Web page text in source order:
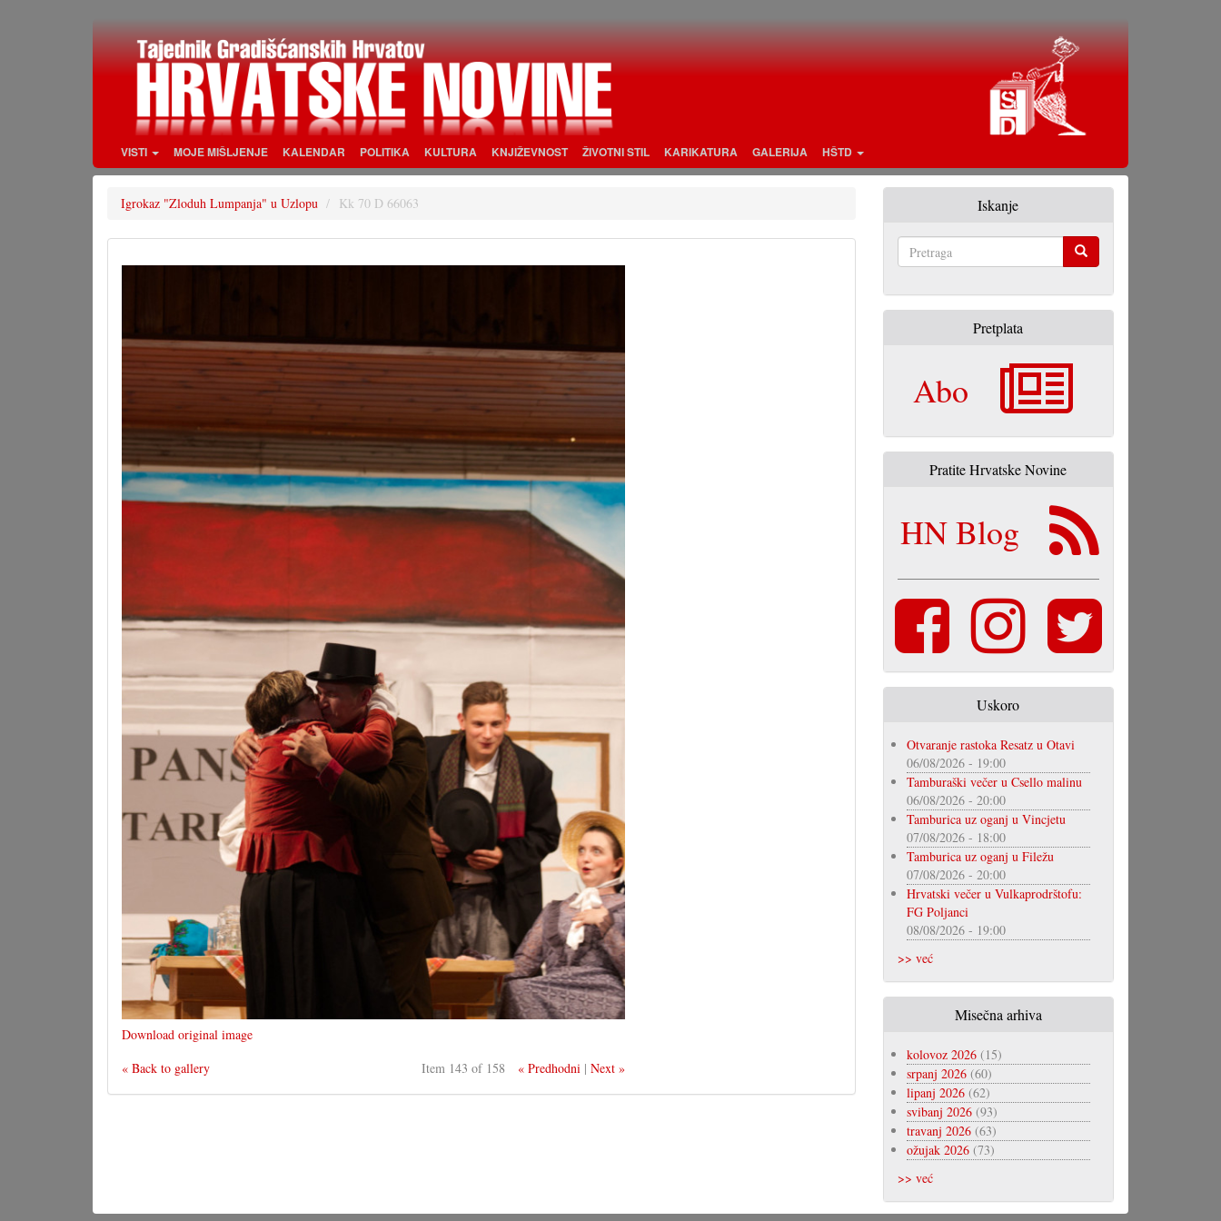
VISTI MOJE MIŠLJENJE KALENDAR POLITIKA KULTURA KNJIŽEVNOST ŽIVOTNI STIL KARIKATURA GALERIJA HŠTD
Igrokaz "Zloduh Lumpanja" u Uzlopu Kk 70 D 66063
Download original image
« Back to gallery
Item 143 of 158 « Predhodni |Next »
Iskanje
Pretplata
Abo
Pratite Hrvatske Novine
HN Blog
Uskoro
Otvaranje rastoka Resatz u Otavi
06/08/2026 - 19:00
Tamburaški večer u Csello malinu
06/08/2026 - 20:00
Tamburica uz oganj u Vincjetu
07/08/2026 - 18:00
Tamburica uz oganj u Filežu
07/08/2026 - 20:00
Hrvatski večer u Vulkaprodrštofu:
FG Poljanci
08/08/2026 - 19:00
>> već
Misečna arhiva
kolovoz 2026(15)
srpanj 2026(60)
lipanj 2026(62)
svibanj 2026(93)
travanj 2026(63)
ožujak 2026(73)
>> već